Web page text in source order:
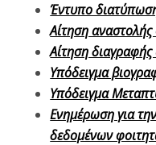
Έντυπο
Αίτηση
Αίτηση
Υπόδειγμα
Υπόδειγμα
Ενημέρωση για
δεδομένων